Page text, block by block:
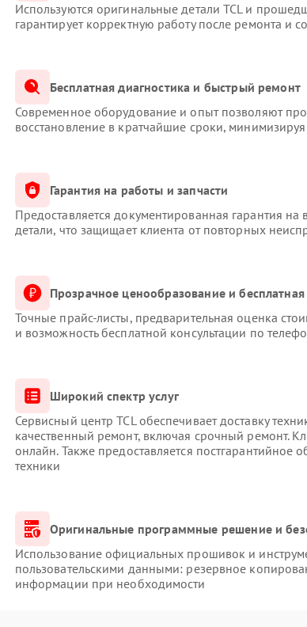
Используются оригинальные детали TCL и
гарантирует корректную работу после ремонта и
Бесплатная диагностика и быстрый ремонт
Современное оборудование и опыт позволяют
восстановление в кратчайшие сроки, минимизируя
Гарантия на работы и запчасти
Предоставляется документированная гарантия
детали, что защищает клиента от повторных
Прозрачное ценообразование и бесплатная
Точные прайс-листы, предварительная оценка
и возможность бесплатной консультации по
Широкий спектр услуг
Сервисный центр TCL обеспечивает доставку
качественный ремонт, включая срочный ремонт.
онлайн. Также предоставляется
техники
Оригинальные программные решение и
Использование официальных прошивок и
пользовательскими данными: резервное
информации при необходимости